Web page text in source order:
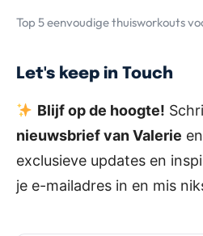
Top 5 eenvoudige thuisworkouts
Let's keep in Touch
Blijf op de hoogte!
nieuwsbrief van Valerie
exclusieve updates en
je e-mailadres in en mis